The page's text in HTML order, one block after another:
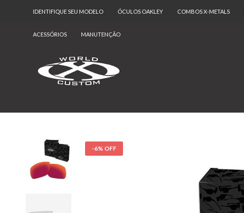
IDENTIFIQUE SEU MODELO ÓCULOS OAKLEY COMBOS X-METALS
ACESSÓRIOS MANUTENÇÃO
-6% OFF